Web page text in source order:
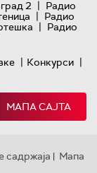
2 | Радио
| Радио
| Радио
| Конкурси |
МАПА САЈТА
садржаја | Мапа